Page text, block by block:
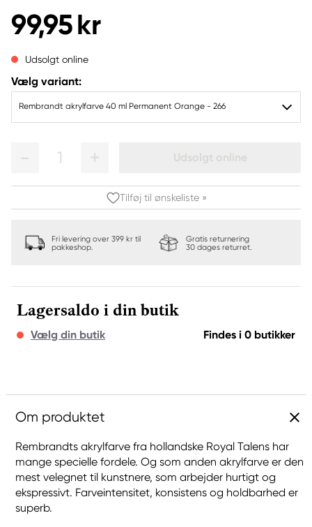
99,95 kr
Udsolgt online
Vælg variant:
Rembrandt akrylfarve 40 ml Permanent Orange - 266
1 Udsolgt online
Tilføj til ønskeliste »
Fri levering over 399 kr til
pakkeshop.
Gratis returnering
30 dages returret.
Lagersaldo i din butik
Vælg din butik Findes i 0 butikker
Om produktet
Rembrandts akrylfarve fra hollandske Royal Talens har
mange specielle fordele. Og som anden akrylfarve er den
mest velegnet til kunstnere, som arbejder hurtigt og
ekspressivt. Farveintensitet, konsistens og holdbarhed er
superb.